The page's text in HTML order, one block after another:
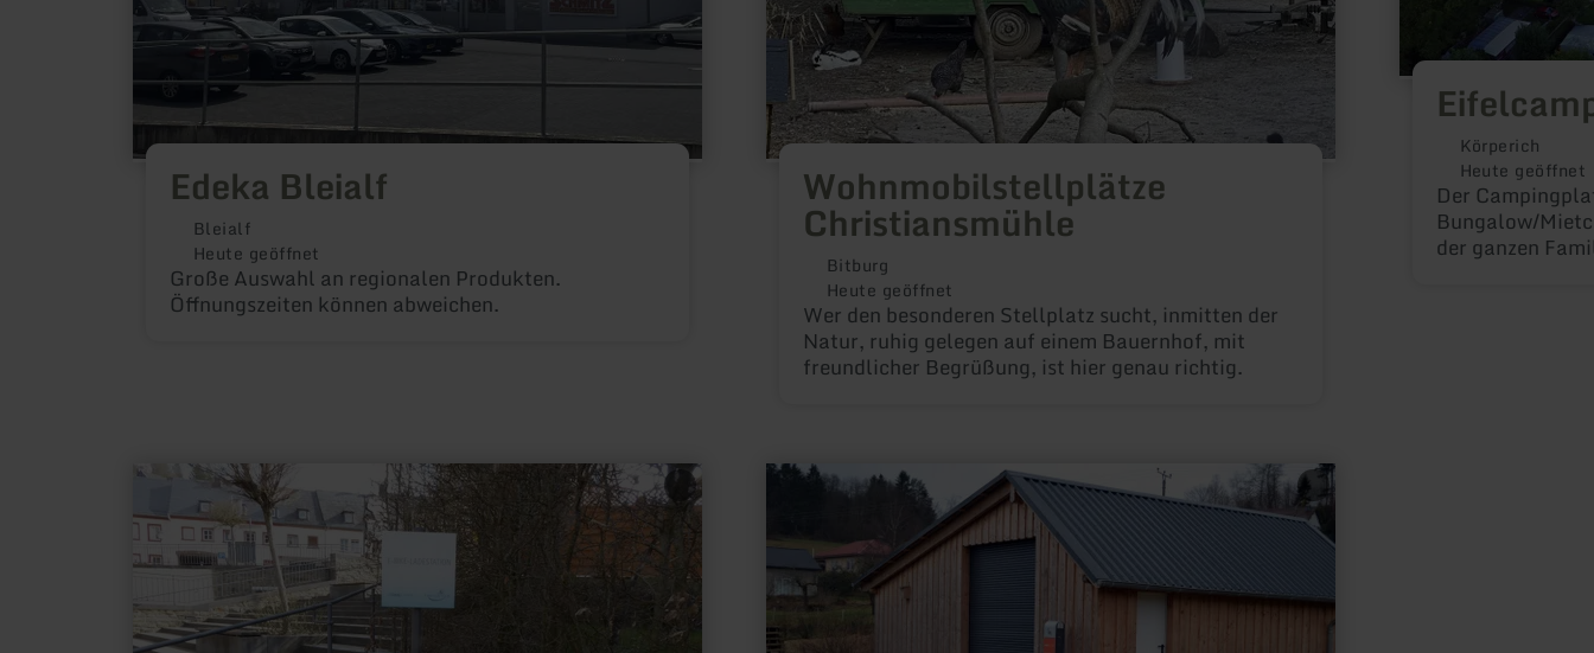
Edeka Bleialf
Bleialf
Heute geöffnet
Große Auswahl an regionalen Produkten.
Öffnungszeiten können abweichen.
Wohnmobilstellplätze
Christiansmühle
Bitburg
Heute geöffnet
Wer den besonderen Stellplatz sucht, inmitten der
Natur, ruhig gelegen auf einem Bauernhof, mit
freundlicher Begrüßung, ist hier genau richtig.
Körperich
Heute geöffnet
Der
Bungalow/
der ganzen Familie
mehr
E-
Bike-
Ladestation
Schönecken,
Nims-
Radweg
mehr
Ladestation
Neuheilenbach